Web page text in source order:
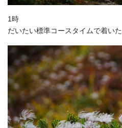
1時
だいたい標準コースタイムで着いた